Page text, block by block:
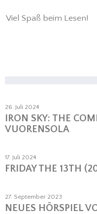
Viel Spaß beim Lesen!
26. Juli 2024
IRON SKY: THE
VUORENSOLA
17. Juli 2024
FRIDAY THE 13TH
27. September 2023
NEUES HÖRSPIEL